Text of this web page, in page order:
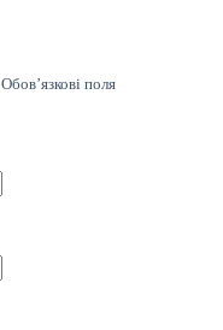
Обов’язкові поля